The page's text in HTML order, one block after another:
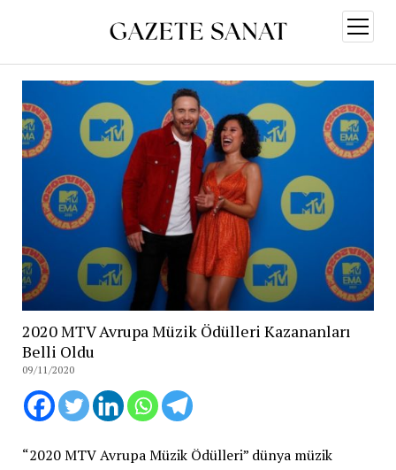
aç
2020 MTV Avrupa Müzik Ödülleri Kazananları
Belli Oldu
09/11/2020
“2020 MTV Avrupa Müzik Ödülleri” dünya müzik